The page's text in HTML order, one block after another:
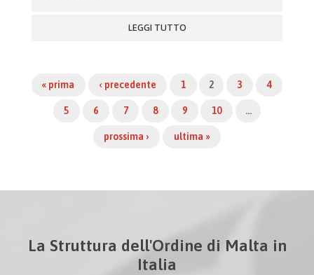
LEGGI TUTTO
« prima ‹ precedente 1 2 3 4
5 6 7 8 9 10 …
prossima › ultima »
La Struttura dell'Ordine di Malta in
Italia